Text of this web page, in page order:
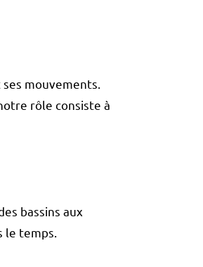
mouvements.
rôle consiste à
bassins aux
le temps.